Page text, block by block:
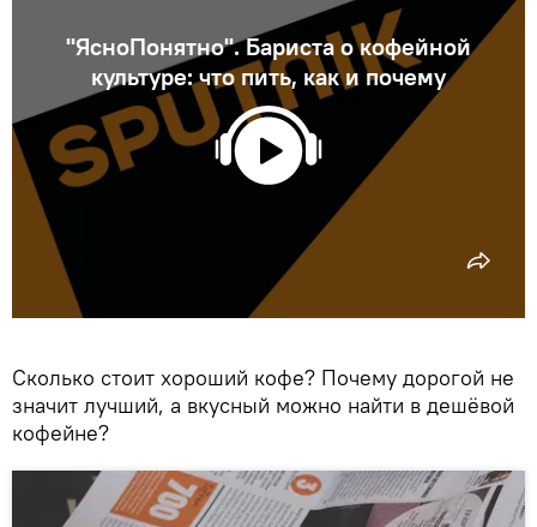
"ЯсноПонятно". Бариста о кофейной
культуре: что пить, как и почему
Сколько стоит хороший кофе? Почему дорогой не
значит лучший, а вкусный можно найти в дешёвой
кофейне?